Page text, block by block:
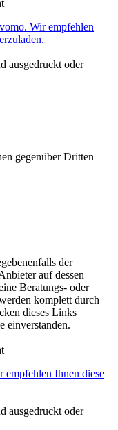
Wir empfehlen
ausgedruckt oder
gegenüber Dritten
der
auf dessen
Beratungs- oder
komplett durch
dieses Links
einverstanden.
empfehlen Ihnen diese
ausgedruckt oder